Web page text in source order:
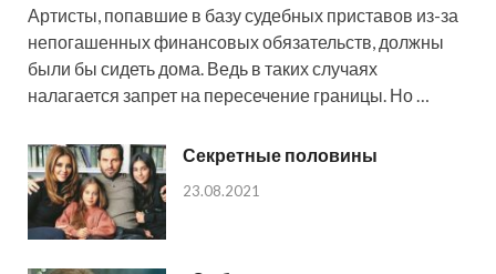
Артисты, попавшие в базу судебных приставов из-за
непогашенных финансовых обязательств, должны
были бы сидеть дома. Ведь в таких случаях
налагается запрет на пересечение границы. Но …
Секретные половины
23.08.2021